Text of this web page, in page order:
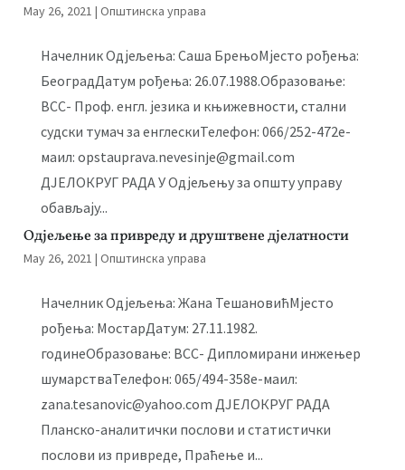
May 26, 2021 | Општинска управа
Начелник Одјељења: Саша БрењоМјесто рођења:
БеоградДатум рођења: 26.07.1988.Образовање:
ВСС- Проф. енгл. језика и књижевности, стални
судски тумач за енглескиТелефон: 066/252-472е-
маил: opstauprava.nevesinje@gmail.com
ДЈЕЛОКРУГ РАДА У Одјељењу за општу управу
обављају...
Одјељење за привреду и друштвене дјелатности
May 26, 2021 | Општинска управа
Начелник Одјељења: Жана ТешановићМјесто
рођења: МостарДатум: 27.11.1982.
годинеОбразовање: ВСС- Дипломирани инжењер
шумарстваТелефон: 065/494-358е-маил:
zana.tesanovic@yahoo.com ДЈЕЛОКРУГ РАДА
Планско-аналитички послови и статистички
послови из привреде, Праћење и...